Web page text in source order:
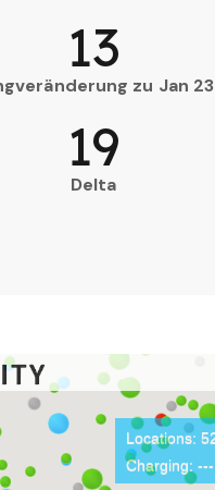
zu Jan 23
13
Delta
19